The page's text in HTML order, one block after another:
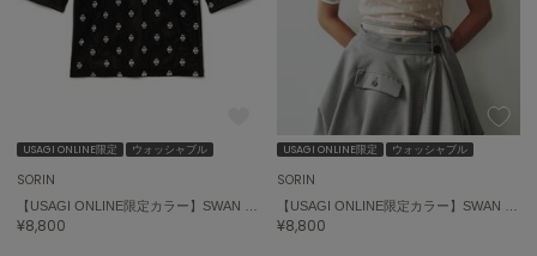
USAGI ONLINE限定 ウォッシャブル
SORIN
¥8,800
USAGI ONLINE限定 ウォッシャブル
SORIN
¥8,800